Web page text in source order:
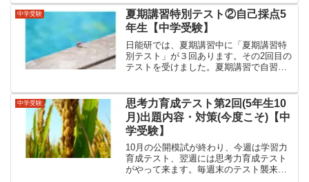
なりました。育成テスト自己採点
（2022．7.16）国語...
中学受験
夏期講習特別テスト②自己採点5
年生【中学受験】
日能研では、夏期講習中に「夏期講習特
別テスト」が３回あります。その2回目の
テストを受けました。夏期講習で自習室
で勉強するスタイルになりました。夏期
講習特別テスト②自己採...
中学受験
思考力育成テスト第2回(5年生10
月)出題内容・対策(今度こそ)【中
学受験】
10月の公開模試が終わり、今週は学習力
育成テスト、翌週には思考力育成テスト
がやって来ます。毎週末のテスト襲来は